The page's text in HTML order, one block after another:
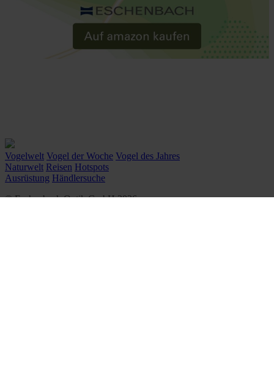
Vogelwelt Vogel der Woche Vogel des Jahres
Naturwelt Reisen Hotspots
Ausrüstung Händlersuche
© Eschenbach Optik GmbH 2026